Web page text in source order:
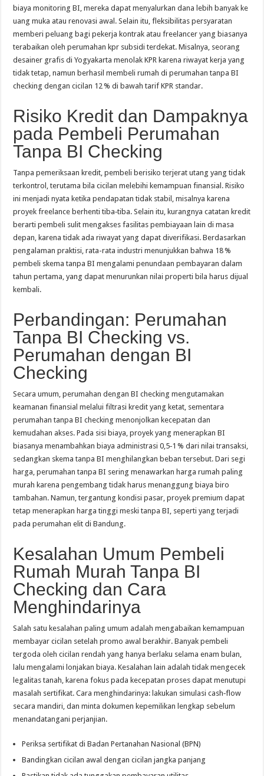
biaya monitoring BI, mereka dapat menyalurkan dana lebih banyak ke
uang muka atau renovasi awal. Selain itu, fleksibilitas persyaratan
memberi peluang bagi pekerja kontrak atau freelancer yang biasanya
terabaikan oleh perumahan kpr subsidi terdekat. Misalnya, seorang
desainer grafis di Yogyakarta menolak KPR karena riwayat kerja yang
tidak tetap, namun berhasil membeli rumah di perumahan tanpa BI
checking dengan cicilan 12 % di bawah tarif KPR standar.
Risiko Kredit dan Dampaknya
pada Pembeli Perumahan
Tanpa BI Checking
Tanpa pemeriksaan kredit, pembeli berisiko terjerat utang yang tidak
terkontrol, terutama bila cicilan melebihi kemampuan finansial. Risiko
ini menjadi nyata ketika pendapatan tidak stabil, misalnya karena
proyek freelance berhenti tiba‑tiba. Selain itu, kurangnya catatan kredit
berarti pembeli sulit mengakses fasilitas pembiayaan lain di masa
depan, karena tidak ada riwayat yang dapat diverifikasi. Berdasarkan
pengalaman praktisi, rata-rata industri menunjukkan bahwa 18 %
pembeli skema tanpa BI mengalami penundaan pembayaran dalam
tahun pertama, yang dapat menurunkan nilai properti bila harus dijual
kembali.
Perbandingan: Perumahan
Tanpa BI Checking vs.
Perumahan dengan BI
Checking
Secara umum, perumahan dengan BI checking mengutamakan
keamanan finansial melalui filtrasi kredit yang ketat, sementara
perumahan tanpa BI checking menonjolkan kecepatan dan
kemudahan akses. Pada sisi biaya, proyek yang menerapkan BI
biasanya menambahkan biaya administrasi 0,5‑1 % dari nilai transaksi,
sedangkan skema tanpa BI menghilangkan beban tersebut. Dari segi
harga, perumahan tanpa BI sering menawarkan harga rumah paling
murah karena pengembang tidak harus menanggung biaya biro
tambahan. Namun, tergantung kondisi pasar, proyek premium dapat
tetap menerapkan harga tinggi meski tanpa BI, seperti yang terjadi
pada perumahan elit di Bandung.
Kesalahan Umum Pembeli
Rumah Murah Tanpa BI
Checking dan Cara
Menghindarinya
Salah satu kesalahan paling umum adalah mengabaikan kemampuan
membayar cicilan setelah promo awal berakhir. Banyak pembeli
tergoda oleh cicilan rendah yang hanya berlaku selama enam bulan,
lalu mengalami lonjakan biaya. Kesalahan lain adalah tidak mengecek
legalitas tanah, karena fokus pada kecepatan proses dapat menutupi
masalah sertifikat. Cara menghindarinya: lakukan simulasi cash‑flow
secara mandiri, dan minta dokumen kepemilikan lengkap sebelum
menandatangani perjanjian.
Periksa sertifikat di Badan Pertanahan Nasional (BPN)
Bandingkan cicilan awal dengan cicilan jangka panjang